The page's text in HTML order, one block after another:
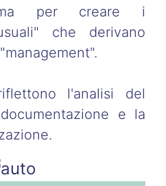
per creare i
che derivano
l'analisi del
e la